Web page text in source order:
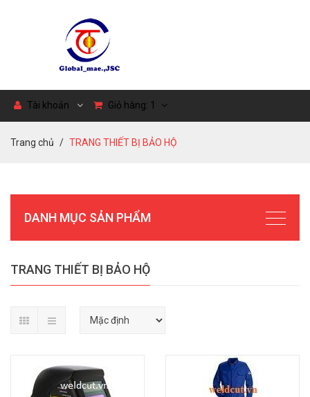
Tài khoản Giỏ hàng: 1
Trang chủ TRANG THIẾT BỊ BẢO HỘ
DANH MỤC SẢN PHẨM
TRANG THIẾT BỊ BẢO HỘ